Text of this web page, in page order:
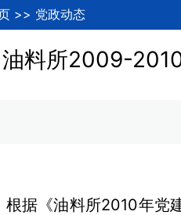
>> 党政动态
油料所2009-
《油料所2010年党建